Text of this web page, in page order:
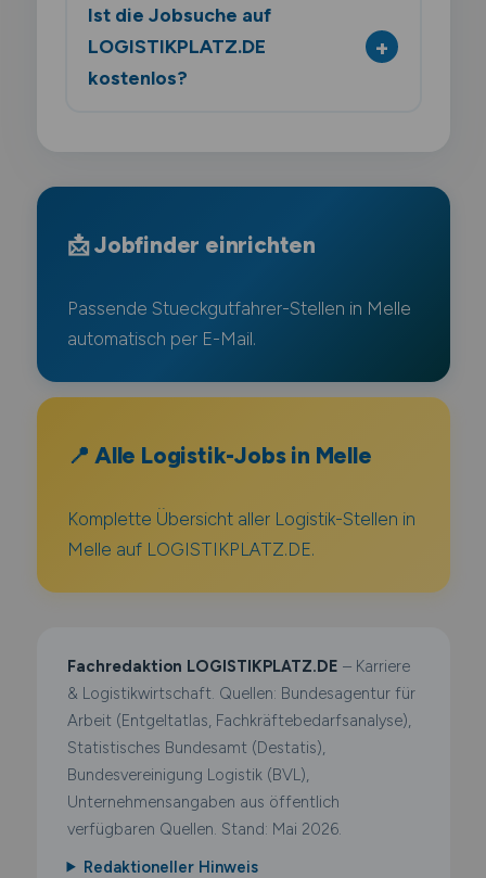
Ist die Jobsuche auf
LOGISTIKPLATZ.DE
kostenlos?
📩 Jobfinder einrichten
Passende Stueckgutfahrer-Stellen in Melle
automatisch per E-Mail.
📍 Alle Logistik-Jobs in Melle
Komplette Übersicht aller Logistik-Stellen in
Melle auf LOGISTIKPLATZ.DE.
Fachredaktion LOGISTIKPLATZ.DE – Karriere
& Logistikwirtschaft. Quellen: Bundesagentur für
Arbeit (Entgeltatlas, Fachkräftebedarfsanalyse),
Statistisches Bundesamt (Destatis),
Bundesvereinigung Logistik (BVL),
Unternehmensangaben aus öffentlich
verfügbaren Quellen. Stand: Mai 2026.
Redaktioneller Hinweis